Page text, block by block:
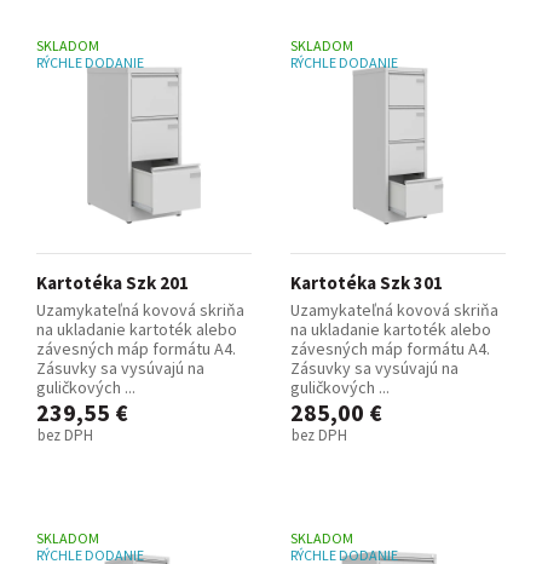
SKLADOM
RÝCHLE DODANIE
Kartotéka Szk 201
Uzamykateľná kovová skriňa
na ukladanie kartoték alebo
závesných máp formátu A4.
Zásuvky sa vysúvajú na
guličkových ...
239,55 €
bez DPH
SKLADOM
RÝCHLE DODANIE
Kartotéka Szk 301
Uzamykateľná kovová skriňa
na ukladanie kartoték alebo
závesných máp formátu A4.
Zásuvky sa vysúvajú na
guličkových ...
285,00 €
bez DPH
SKLADOM
RÝCHLE DODANIE
SKLADOM
RÝCHLE DODANIE